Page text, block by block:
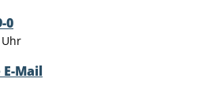
0
Uhr
Mail